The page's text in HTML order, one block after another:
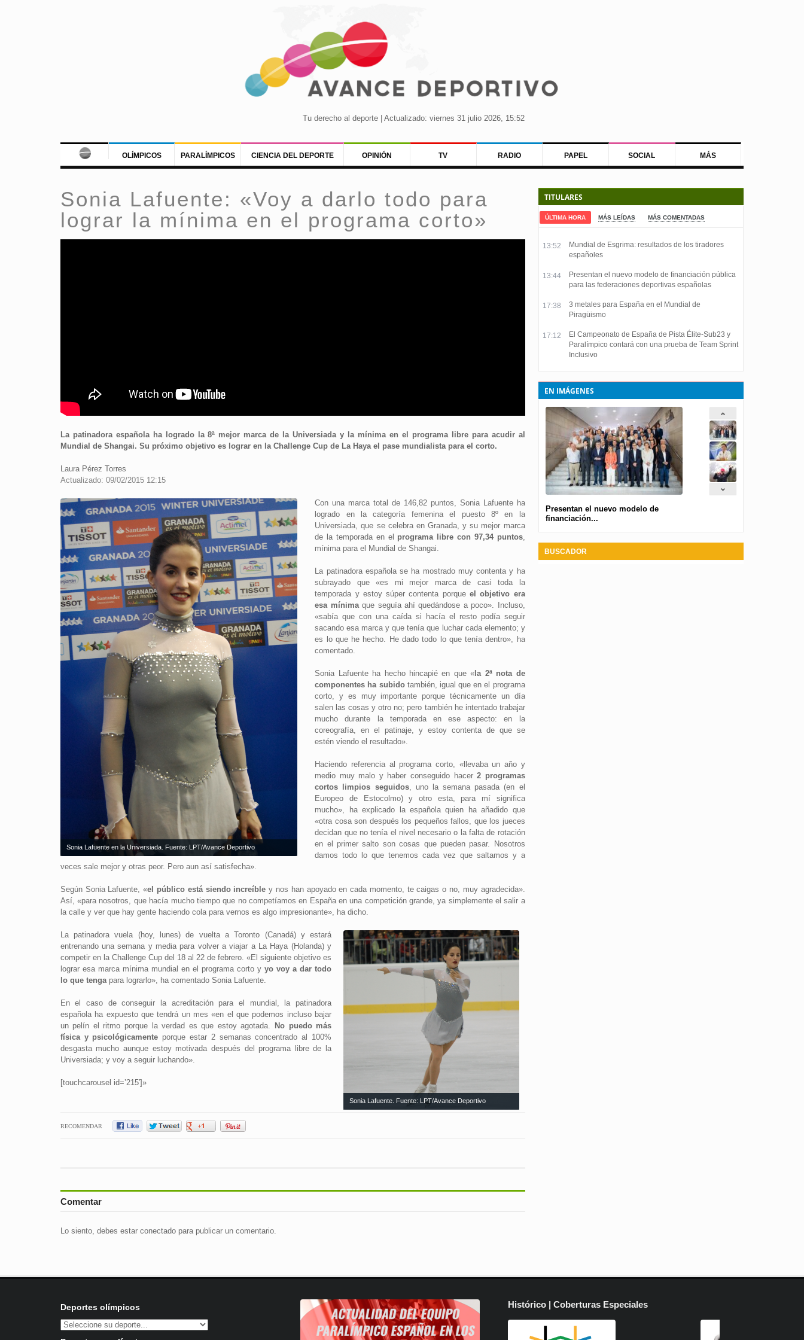
Tu derecho al deporte | Actualizado: viernes 31 julio 2026, 15:52
OLÍMPICOS PARALÍMPICOS CIENCIA DEL DEPORTE OPINIÓN TV RADIO PAPEL SOCIAL MÁS
Sonia Lafuente: «Voy a darlo todo para
lograr la mínima en el programa corto»
La patinadora española ha logrado la 8ª mejor marca de la Universiada y la mínima en el programa libre para acudir al
Mundial de Shangai. Su próximo objetivo es lograr en la Challenge Cup de La Haya el pase mundialista para el corto.
Laura Pérez Torres
Actualizado: 09/02/2015 12:15
Sonia Lafuente en la Universiada. Fuente: LPT/Avance Deportivo
Con una marca total de 146,82 puntos, Sonia Lafuente ha
logrado en la categoría femenina el puesto 8º en la
Universiada, que se celebra en Granada, y su mejor marca
de la temporada en el programa libre con 97,34 puntos,
mínima para el Mundial de Shangai.
La patinadora española se ha mostrado muy contenta y ha
subrayado que «es mi mejor marca de casi toda la
temporada y estoy súper contenta porqueel objetivo era
esa mínimaque seguía ahí quedándose a poco». Incluso,
«sabía que con una caída si hacía el resto podía seguir
sacando esa marca y que tenía que luchar cada elemento; y
es lo que he hecho. He dado todo lo que tenía dentro», ha
comentado.
Sonia Lafuente ha hecho hincapié en que « la 2ª nota de
componentes ha subidotambién, igual que en el programa
corto, y es muy importante porque técnicamente un día
salen las cosas y otro no; pero también he intentado trabajar
mucho durante la temporada en ese aspecto: en la
coreografía, en el patinaje, y estoy contenta de que se
estén viendo el resultado».
Haciendo referencia al programa corto, «llevaba un año y
medio muy malo y haber conseguido hacer2 programas
cortos limpios seguidos, uno la semana pasada (en el
Europeo de Estocolmo) y otro esta, para mí significa
mucho», ha explicado la española quien ha añadido que
«otra cosa son después los pequeños fallos, que los jueces
decidan que no tenía el nivel necesario o la falta de rotación
en el primer salto son cosas que pueden pasar. Nosotros
damos todo lo que tenemos cada vez que saltamos y a
veces sale mejor y otras peor. Pero aun así satisfecha».
Según Sonia Lafuente, «el público está siendo increíble y nos han apoyado en cada momento, te caigas o no, muy agradecida».
Así, «para nosotros, que hacía mucho tiempo que no competíamos en España en una competición grande, ya simplemente el salir a
la calle y ver que hay gente haciendo cola para vernos es algo impresionante», ha dicho.
Sonia Lafuente. Fuente: LPT/Avance Deportivo
La patinadora vuela (hoy, lunes) de vuelta a Toronto (Canadá) y estará
entrenando una semana y media para volver a viajar a La Haya (Holanda) y
competir en la Challenge Cup del 18 al 22 de febrero. «El siguiente objetivo es
lograr esa marca mínima mundial en el programa corto y yo voy a dar todo
lo que tengapara lograrlo», ha comentado Sonia Lafuente.
En el caso de conseguir la acreditación para el mundial, la patinadora
española ha expuesto que tendrá un mes «en el que podemos incluso bajar
un pelín el ritmo porque la verdad es que estoy agotada. No puedo más
física y psicológicamente porque estar 2 semanas concentrado al 100%
desgasta mucho aunque estoy motivada después del programa libre de la
Universiada; y voy a seguir luchando».
[touchcarousel id=’215′]»
RECOMENDAR
Comentar
Lo siento, debes estar conectadopara publicar un comentario.
TITULARES
ÚLTIMA HORA MÁS LEÍDAS MÁS COMENTADAS
13:52
Mundial de Esgrima: resultados de los tiradores
españoles
13:44
Presentan el nuevo modelo de financiación pública
para las federaciones deportivas españolas
17:38
3 metales para España en el Mundial de
Piragüismo
17:12
El Campeonato de España de Pista Élite-Sub23 y
Paralímpico contará con una prueba de Team Sprint
Inclusivo
EN IMÁGENES
Presentan el nuevo modelo de
financiación...
BUSCADOR
Deportes olímpicos Histórico | Coberturas Especiales